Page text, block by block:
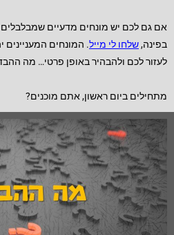
אם גם לכם יש מונחים מדעיים שמבלבלים
בפינה,שלחו לי מייל. המונחים
לעזור לכם ולהבהיר באופן פרטי… מה
מתחילים ביום ראשון, אתם מוכנים?